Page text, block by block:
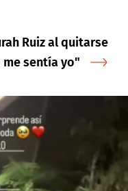
Ruiz al quitarse
me sentía yo"